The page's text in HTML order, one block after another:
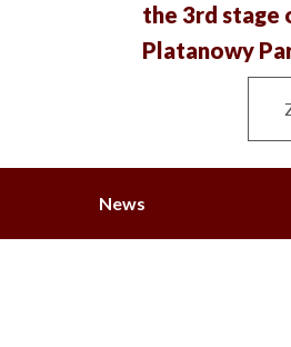
the 3rd stage
Platanowy
News